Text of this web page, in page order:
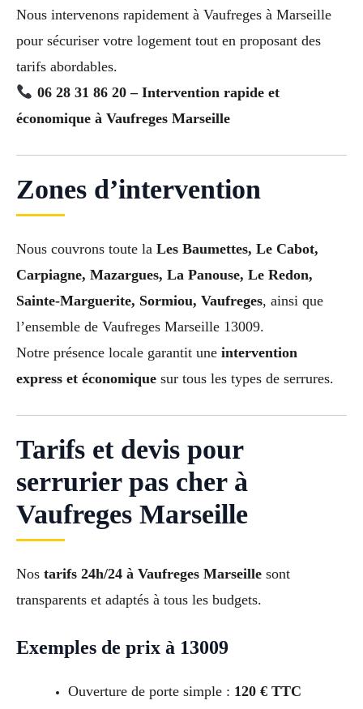
Nous intervenons rapidement à Vaufreges à Marseille
pour sécuriser votre logement tout en proposant des
tarifs abordables.
06 28 31 86 20 – Intervention rapide et
économique à Vaufreges Marseille
Zones d’intervention
Nous couvrons toute la Les Baumettes, Le Cabot,
Carpiagne, Mazargues, La Panouse, Le Redon,
Sainte-Marguerite, Sormiou, Vaufreges, ainsi que
l’ensemble de Vaufreges Marseille 13009.
Notre présence locale garantit une intervention
express et économique sur tous les types de serrures.
Tarifs et devis pour
serrurier pas cher à
Vaufreges Marseille
Nos tarifs 24h/24 à Vaufreges Marseille sont
transparents et adaptés à tous les budgets.
Exemples de prix à 13009
Ouverture de porte simple : 120 € TTC